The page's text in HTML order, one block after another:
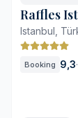
Raffles
Istanbul,
Booking 9,3·